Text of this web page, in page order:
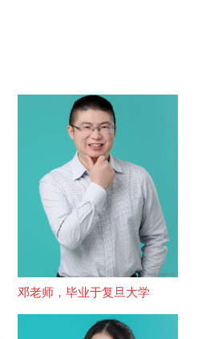
邓老师，毕业于复旦大学